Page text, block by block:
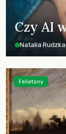
Czy AI
Natalia Rudzka
Felietony